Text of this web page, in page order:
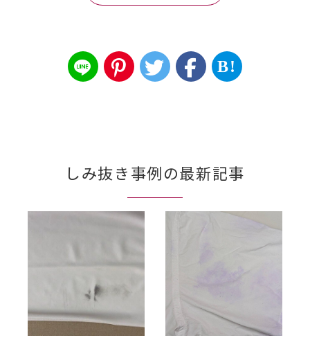
B!
しみ抜き事例の最新記事